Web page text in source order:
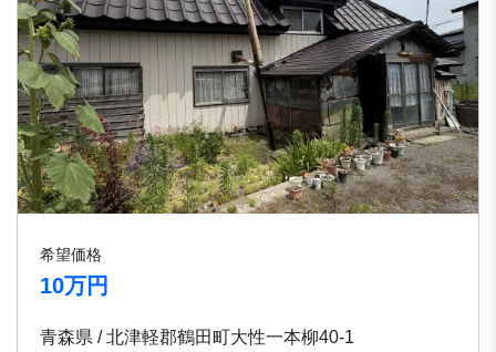
希望価格
10万円
青森県 / 北津軽郡鶴田町大性一本柳40-1